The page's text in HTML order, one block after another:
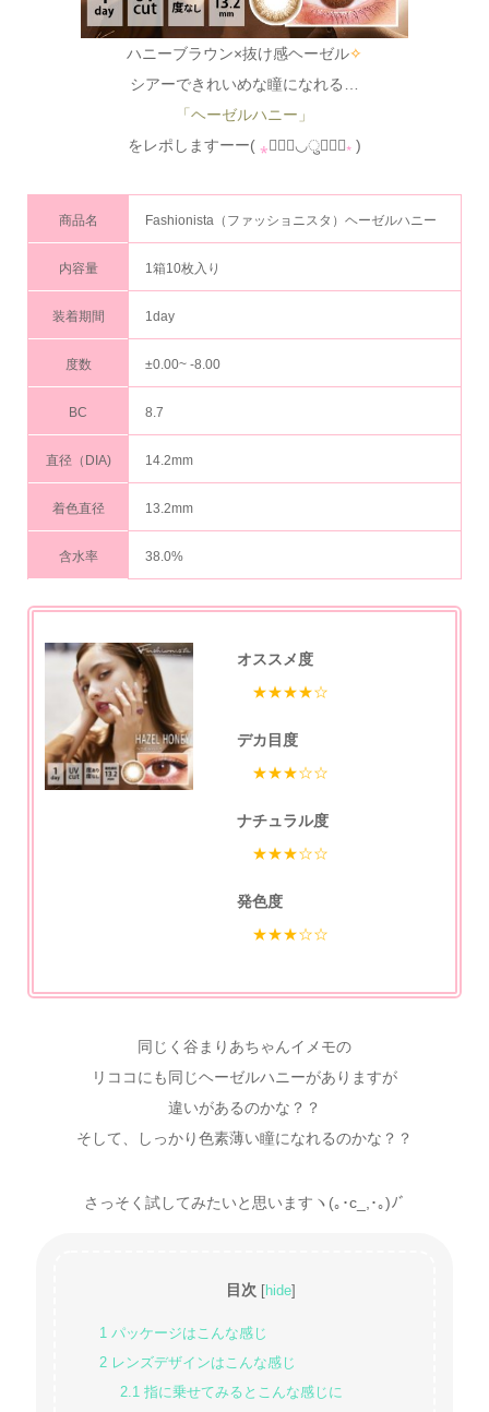
ハニーブラウン×抜け感ヘーゼル✧
シアーできれいめな瞳になれる…
「ヘーゼルハニー」
をレポしますーー( ⁎❜⃘⃘◡ु❜⃘⃘⁎ )
商品名 Fashionista（ファッショニスタ）ヘーゼルハニー
内容量 1箱10枚入り
装着期間 1day
度数 ±0.00~ -8.00
BC 8.7
直径（DIA) 14.2mm
着色直径 13.2mm
含水率 38.0%
オススメ度
★★★★☆
デカ目度
★★★☆☆
ナチュラル度
★★★☆☆
発色度
★★★☆☆
同じく谷まりあちゃんイメモの
リココにも同じヘーゼルハニーがありますが
違いがあるのかな？？
そして、しっかり色素薄い瞳になれるのかな？？
さっそく試してみたいと思いますヽ(｡･c_,･｡)ﾉﾞ
目次 hide
1 パッケージはこんな感じ
2 レンズデザインはこんな感じ
2.1 指に乗せてみるとこんな感じに